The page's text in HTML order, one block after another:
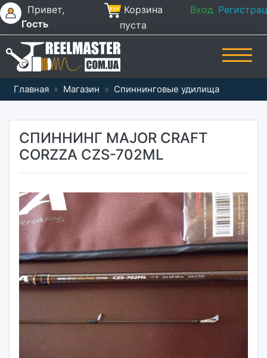
Привет,
Гость
Корзина
пуста
Вход
Главная » Магазин » Спиннинговые удилища
СПИННИНГ MAJOR CRAFT
CORZZA CZS-702ML